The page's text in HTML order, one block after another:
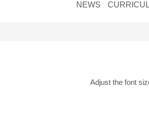
NEWS
Adjust the font